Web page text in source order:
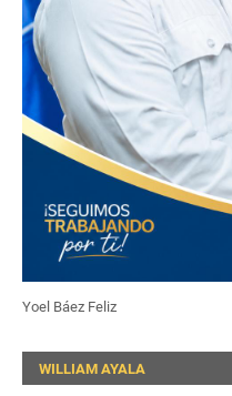
Yoel Báez Feliz
WILLIAM AYALA